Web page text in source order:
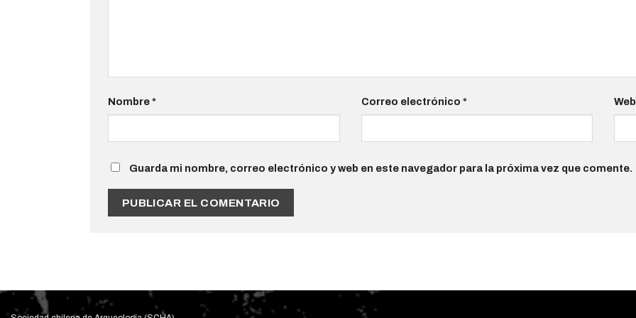
Nombre* Correo electrónico * Web
Guarda mi nombre, correo electrónico y web en este navegador para la próxima vez que comente.